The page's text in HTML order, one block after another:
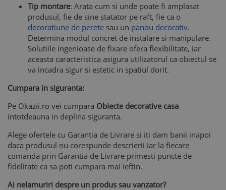
Tip montare: Arata cum si unde poate fi amplasat
produsul, fie de sine statator pe raft, fie ca o
decoratiune de perete sau un panou decorativ.
Determina modul concret de instalare si manipulare.
Solutiile ingenioase de fixare ofera flexibilitate, iar
aceasta caracteristica asigura utilizatorul ca obiectul se
va incadra sigur si estetic in spatiul dorit.
Cumpara in siguranta:
Pe Okazii.ro vei cumpara Obiecte decorative casa
intotdeauna in deplina siguranta.
Alege ofertele cu Garantia de Livrare si iti dam banii inapoi
daca produsul nu corespunde descrierii iar la fiecare
comanda prin Garantia de Livrare primesti puncte de
fidelitate ca sa poti cumpara mai ieftin.
Ai nelamuriri despre un produs sau vanzator?